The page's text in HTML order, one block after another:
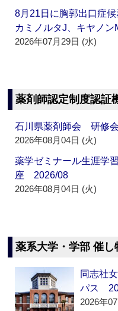
8月21日に胸郭出口症
カミノルタJ、キヤノン
2026年07月29日 (水)
薬剤師認定制度認証
石川県薬剤師会 研修
2026年08月04日 (火)
薬学ゼミナール生涯学
座 2026/08
2026年08月04日 (火)
薬系大学・学部 催し
同志社
パス
2026年